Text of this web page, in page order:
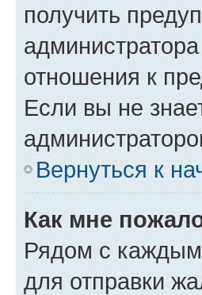
получить
отношения к
Если вы не
Вернуться к
Как мне
Рядом с каждым
для отправки